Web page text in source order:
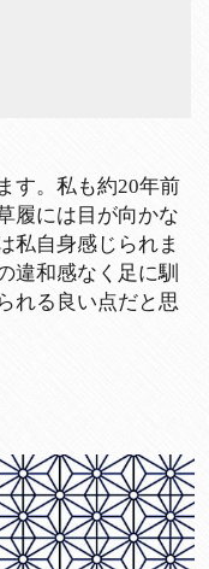
す。私も約20年前
履には目が向かな
私自身感じられま
違和感なく足に馴
れる良い点だと思